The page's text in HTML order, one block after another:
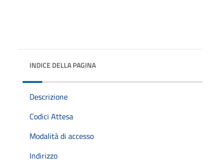
INDICE DELLA PAGINA
Descrizione
Codici Attesa
Modalità di accesso
Indirizzo